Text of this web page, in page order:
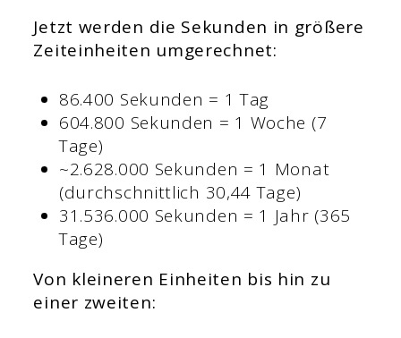
Jetzt werden die Sekunden in größere
Zeiteinheiten umgerechnet:
86.400 Sekunden = 1 Tag
604.800 Sekunden = 1 Woche (7
Tage)
~2.628.000 Sekunden = 1 Monat
(durchschnittlich 30,44 Tage)
31.536.000 Sekunden = 1 Jahr (365
Tage)
Von kleineren Einheiten bis hin zu
einer zweiten: